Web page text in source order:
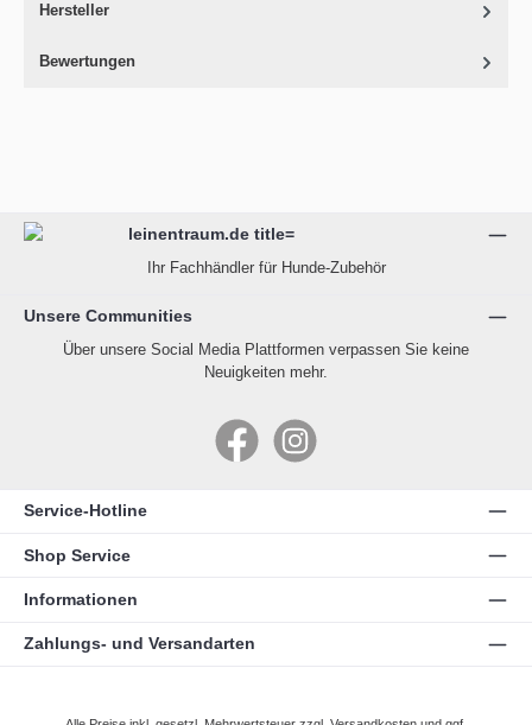
Hersteller
Bewertungen
Ihr Fachhändler für Hunde-Zubehör
Unsere Communities
Über unsere Social Media Plattformen verpassen Sie keine
Neuigkeiten mehr.
FacebookInstagram
Service-Hotline
Shop Service
Informationen
Zahlungs- und Versandarten